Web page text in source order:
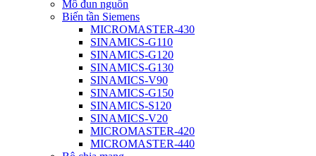
Mô đun nguồn
Biến tần Siemens
MICROMASTER-430
SINAMICS-G110
SINAMICS-G120
SINAMICS-G130
SINAMICS-V90
SINAMICS-G150
SINAMICS-S120
SINAMICS-V20
MICROMASTER-420
MICROMASTER-440